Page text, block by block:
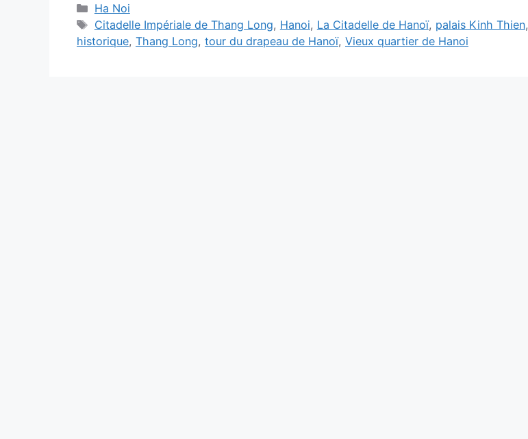
Catégories
Ha Noi
Étiquettes
Citadelle Impériale de Thang Long, Hanoi, La Citadelle de Hanoï, palais Kinh Thien,
historique, Thang Long, tour du drapeau de Hanoï, Vieux quartier de Hanoi